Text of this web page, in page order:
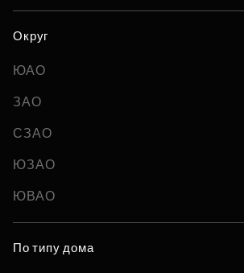
Округ
ЮАО
ЗАО
СЗАО
ЮЗАО
ЮВАО
По типу дома